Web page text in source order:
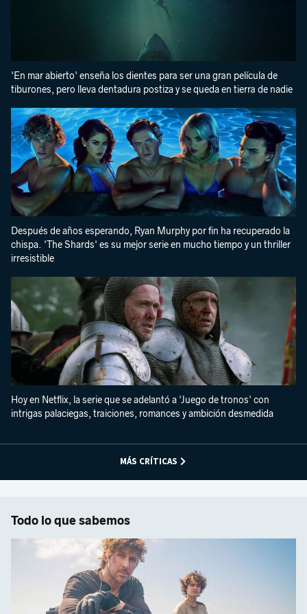
'En mar abierto' enseña los dientes para ser una gran película de
tiburones, pero lleva dentadura postiza y se queda en tierra de nadie
Después de años esperando, Ryan Murphy por fin ha recuperado la
chispa. 'The Shards' es su mejor serie en mucho tiempo y un thriller
irresistible
Hoy en Netflix, la serie que se adelantó a 'Juego de tronos' con
intrigas palaciegas, traiciones, romances y ambición desmedida
MÁS CRÍTICAS
Todo lo que sabemos